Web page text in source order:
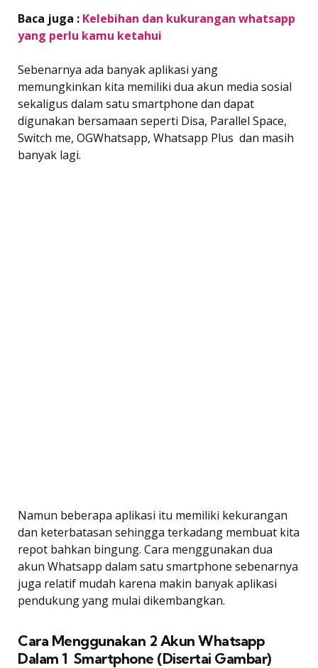
Baca juga : Kelebihan dan kukurangan whatsapp
yang perlu kamu ketahui
Sebenarnya ada banyak aplikasi yang
memungkinkan kita memiliki dua akun media sosial
sekaligus dalam satu smartphone dan dapat
digunakan bersamaan seperti Disa, Parallel Space,
Switch me, OGWhatsapp, Whatsapp Plus dan masih
banyak lagi.
Namun beberapa aplikasi itu memiliki kekurangan
dan keterbatasan sehingga terkadang membuat kita
repot bahkan bingung. Cara menggunakan dua
akun Whatsapp dalam satu smartphone sebenarnya
juga relatif mudah karena makin banyak aplikasi
pendukung yang mulai dikembangkan.
Cara Menggunakan 2 Akun Whatsapp
Dalam 1 Smartphone (Disertai Gambar)